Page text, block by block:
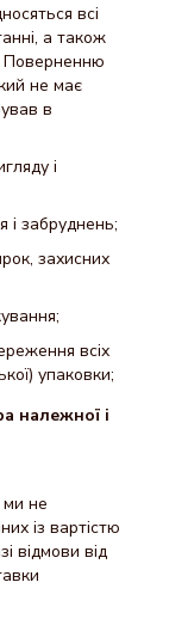
всі
а також
Поверненню
не має
в
і
і забруднень;
захисних
всіх
упаковки;
належної і
ми не
із вартістю
відмови від